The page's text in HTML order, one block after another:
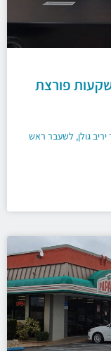
פורצת
גולן, לשעבר ראש